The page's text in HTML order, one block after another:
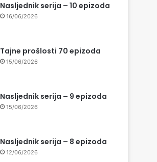
Nasljednik serija – 10 epizoda
16/06/2026
Tajne prošlosti 70 epizoda
15/06/2026
Nasljednik serija – 9 epizoda
15/06/2026
Nasljednik serija – 8 epizoda
12/06/2026